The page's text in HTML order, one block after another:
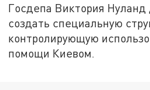
Госдепа Виктория
создать специальную
контролирующую
помощи Киевом.